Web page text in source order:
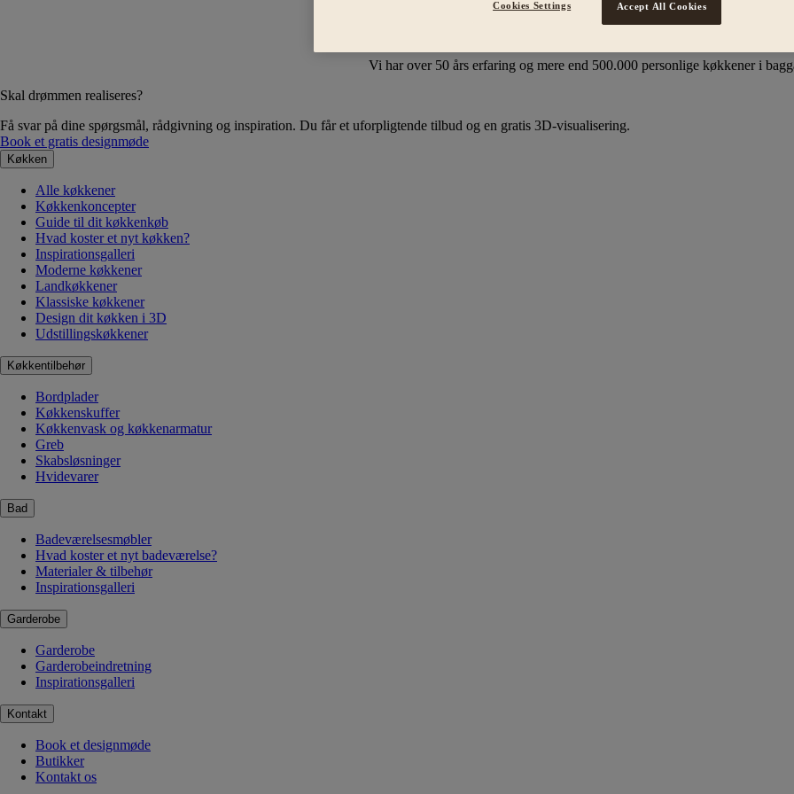
Vi har over 50 års erfaring og mere end 500.000 personlige køkkener i
Skal drømmen realiseres?
Få svar på dine spørgsmål, rådgivning og inspiration. Du får et uforpligtende tilbud og en gratis 3D-visualisering.
Book et gratis designmøde
Køkken
Alle køkkener
Køkkenkoncepter
Guide til dit køkkenkøb
Hvad koster et nyt køkken?
Inspirationsgalleri
Moderne køkkener
Landkøkkener
Klassiske køkkener
Design dit køkken i 3D
Udstillingskøkkener
Køkkentilbehør
Bordplader
Køkkenskuffer
Køkkenvask og køkkenarmatur
Greb
Skabsløsninger
Hvidevarer
Bad
Badeværelsesmøbler
Hvad koster et nyt badeværelse?
Materialer & tilbehør
Inspirationsgalleri
Garderobe
Garderobe
Garderobeindretning
Inspirationsgalleri
Kontakt
Book et designmøde
Butikker
Kontakt os
Cookies Settings Accept All Cookies